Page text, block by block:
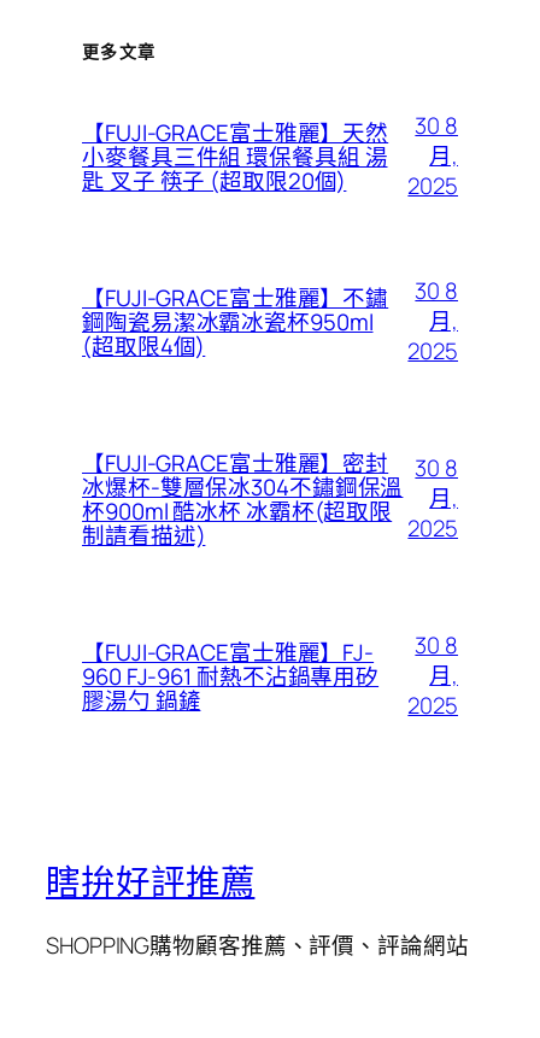
更多文章
【FUJI-GRACE富士雅麗】天然
小麥餐具三件組 環保餐具組 湯
匙 叉子 筷子 (超取限20個)
30 8
月,
2025
【FUJI-GRACE富士雅麗】不鏽
鋼陶瓷易潔冰霸冰瓷杯950ml
(超取限4個)
30 8
月,
2025
【FUJI-GRACE富士雅麗】密封
冰爆杯-雙層保冰304不鏽鋼保溫
杯900ml 酷冰杯 冰霸杯(超取限
制請看描述)
30 8
月,
2025
【FUJI-GRACE富士雅麗】FJ-
960 FJ-961 耐熱不沾鍋專用矽
膠湯勺 鍋鏟
30 8
月,
2025
瞎拚好評推薦
SHOPPING購物顧客推薦、評價、評論網站